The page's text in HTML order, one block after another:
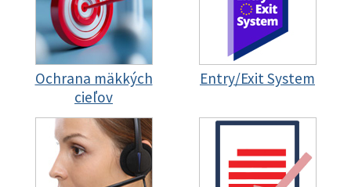
Ochrana mäkkých
cieľov
Entry/Exit System